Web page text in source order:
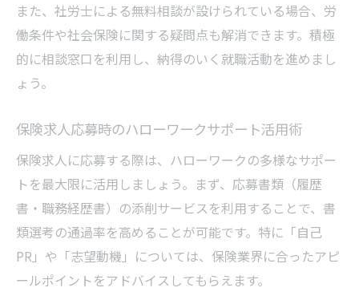
また、社労士による無料相談が設けられている場合、労
働条件や社会保険に関する疑問点も解消できます。積極
的に相談窓口を利用し、納得のいく就職活動を進めまし
ょう。
保険求人応募時のハローワークサポート活用術
保険求人に応募する際は、ハローワークの多様なサポー
トを最大限に活用しましょう。まず、応募書類（履歴
書・職務経歴書）の添削サービスを利用することで、書
類選考の通過率を高めることが可能です。特に「自己
PR」や「志望動機」については、保険業界に合ったアピ
ールポイントをアドバイスしてもらえます。